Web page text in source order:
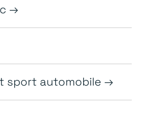
sport automobile